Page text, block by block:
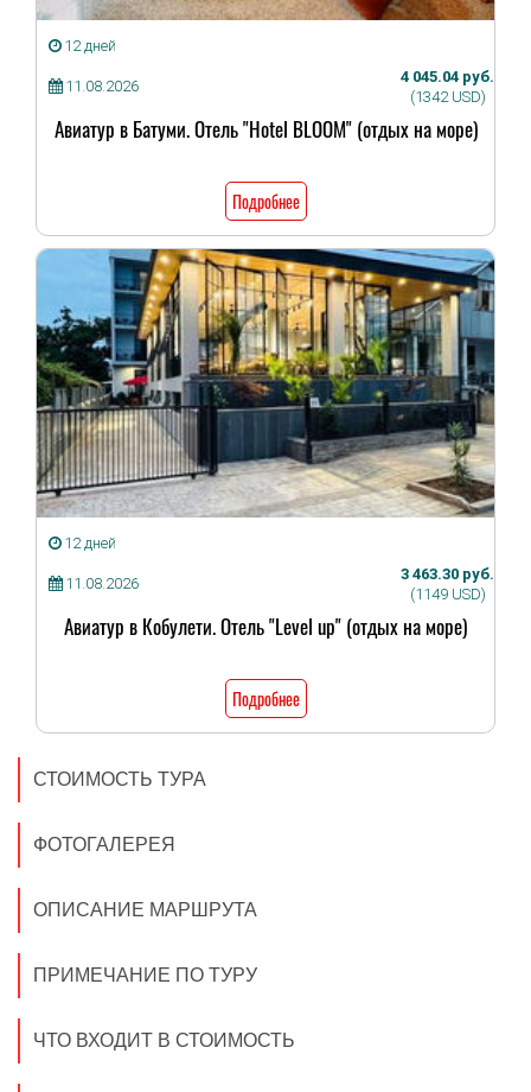
12 дней
11.08.2026
4 045.04 руб.
(1342 USD)
Авиатур в Батуми. Отель "Hotel BLOOM" (отдых на море)
Подробнее
12 дней
11.08.2026
3 463.30 руб.
(1149 USD)
Авиатур в Кобулети. Отель "Level up" (отдых на море)
Подробнее
СТОИМОСТЬ ТУРА
ФОТОГАЛЕРЕЯ
ОПИСАНИЕ МАРШРУТА
ПРИМЕЧАНИЕ ПО ТУРУ
ЧТО ВХОДИТ В СТОИМОСТЬ